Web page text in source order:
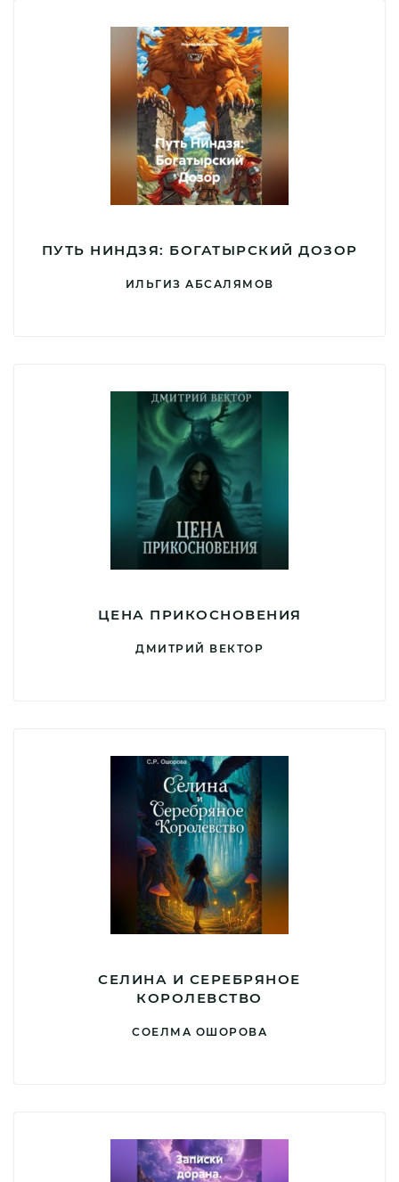
ПУТЬ НИНДЗЯ: БОГАТЫРСКИЙ ДОЗОР
ИЛЬГИЗ АБСАЛЯМОВ
ЦЕНА ПРИКОСНОВЕНИЯ
ДМИТРИЙ ВЕКТОР
СЕЛИНА И СЕРЕБРЯНОЕ
КОРОЛЕВСТВО
СОЕЛМА ОШОРОВА